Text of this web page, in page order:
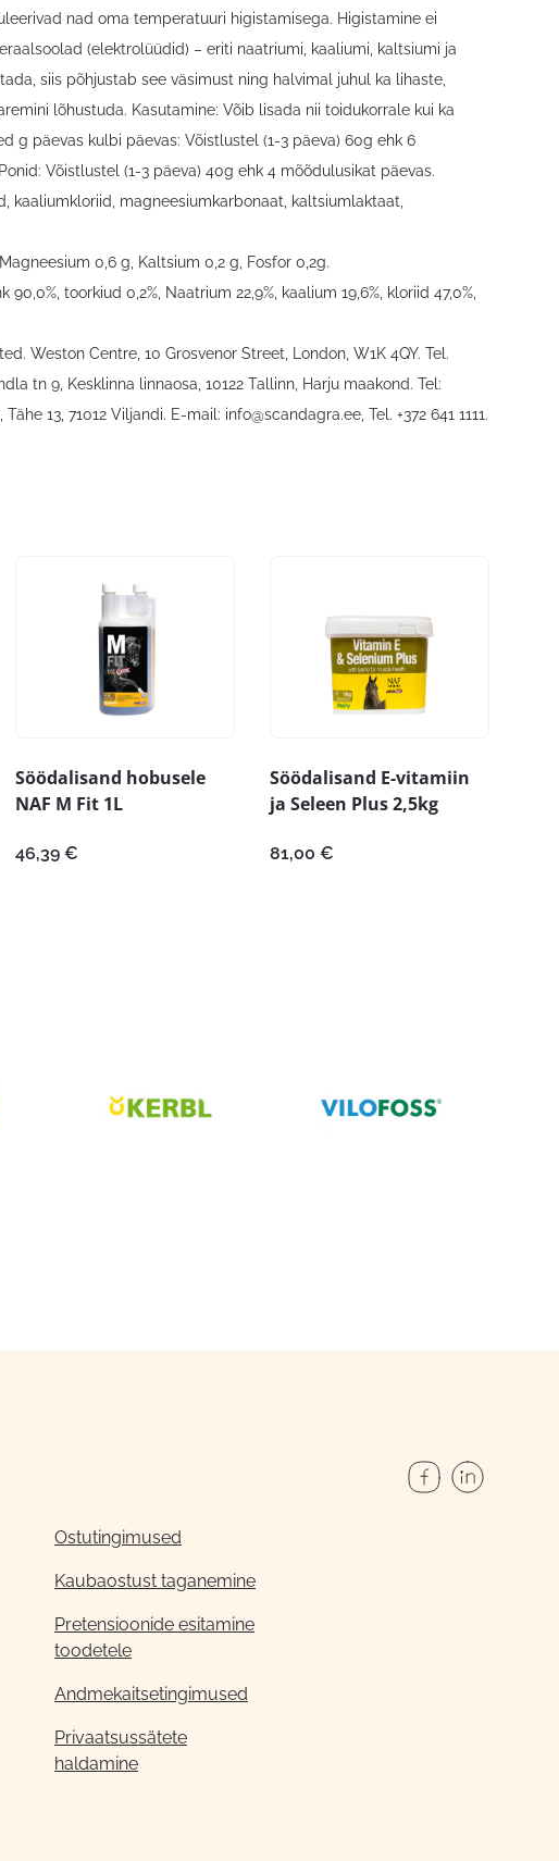
nad oma temperatuuri higistamisega. Higistamine ei
(elektrolüüdid) – eriti naatriumi, kaaliumi, kaltsiumi ja
siis põhjustab see väsimust ning halvimal juhul ka lihaste,
lõhustuda. Kasutamine: Võib lisada nii toidukorrale kui ka
g päevas kulbi päevas: Võistlustel (1-3 päeva) 60g ehk 6
Võistlustel (1-3 päeva) 40g ehk 4 mõõdulusikat päevas.
kaaliumkloriid, magneesiumkarbonaat, kaltsiumlaktaat,
0,6 g, Kaltsium 0,2 g, Fosfor 0,2g.
toorkiud 0,2%, Naatrium 22,9%, kaalium 19,6%, kloriid 47,0%,
Weston Centre, 10 Grosvenor Street, London, W1K 4QY. Tel.
tn 9, Kesklinna linnaosa, 10122 Tallinn, Harju maakond. Tel:
13, 71012 Viljandi. E-mail: info@scandagra.ee , Tel. +372 641 1111.
Söödalisand hobusele
NAF M Fit 1L
46,39 €
Söödalisand E-vitamiin
ja Seleen Plus 2,5kg
81,00 €
Ostutingimused
Kaubaostust taganemine
Pretensioonide esitamine
toodetele
Andmekaitsetingimused
Privaatsussätete
haldamine